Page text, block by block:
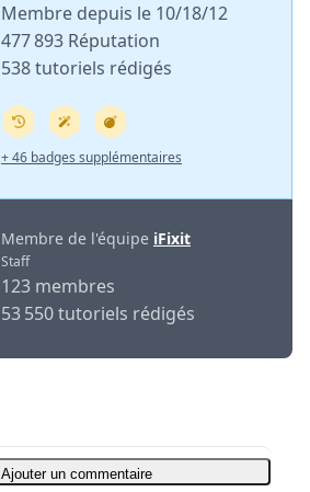
Membre depuis le 10/18/12
477 893 Réputation
538 tutoriels rédigés
+ 46 badges supplémentaires
Membre de l'équipe iFixit
Staff
123 membres
53 550 tutoriels rédigés
Ajouter un commentaire